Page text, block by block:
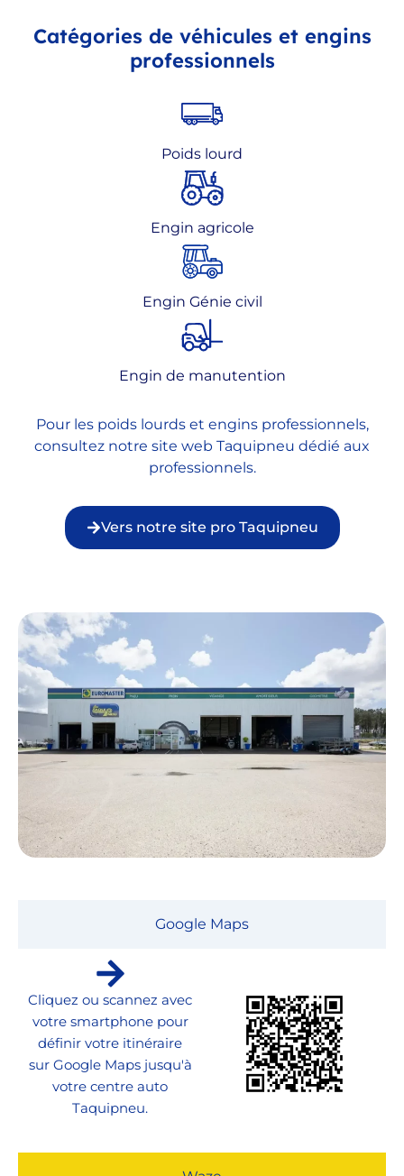
Catégories de véhicules et engins
professionnels
Poids lourd
Engin agricole
Engin Génie civil
Engin de manutention
Pour les poids lourds et engins professionnels,
consultez notre site web Taquipneu dédié aux
professionnels.
Vers notre site pro Taquipneu
Google Maps
Cliquez ou scannez avec
votre smartphone pour
définir votre itinéraire
sur Google Maps jusqu'à
votre centre auto
Taquipneu.